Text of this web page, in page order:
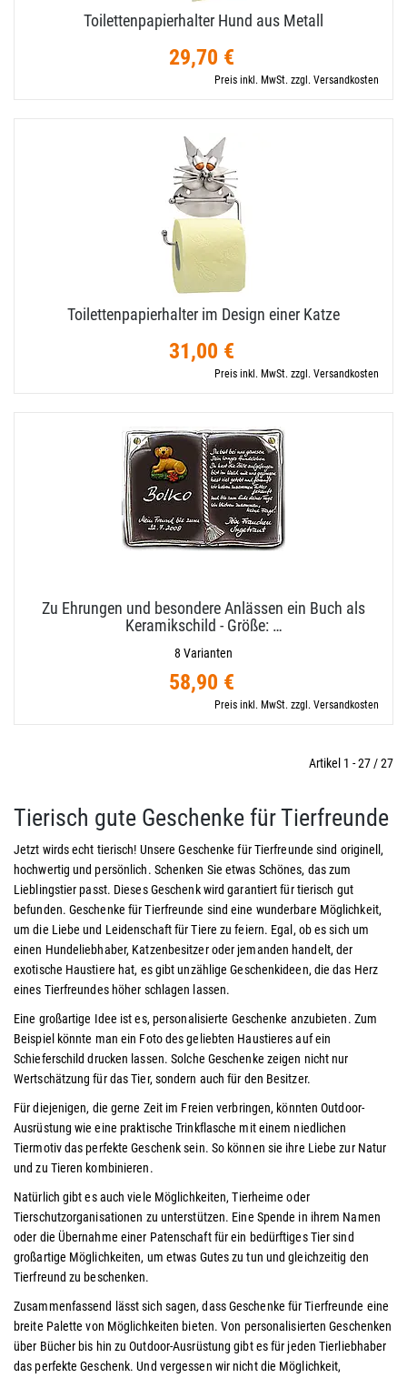
Toilettenpapierhalter Hund aus Metall
29,70 €
Preis inkl. MwSt. zzgl. Versandkosten
Toilettenpapierhalter im Design einer Katze
31,00 €
Preis inkl. MwSt. zzgl. Versandkosten
Zu Ehrungen und besondere Anlässen ein Buch als
Keramikschild - Größe: …
8 Varianten
58,90 €
Preis inkl. MwSt. zzgl. Versandkosten
Artikel 1 - 27 / 27
Tierisch gute Geschenke für Tierfreunde
Jetzt wirds echt tierisch! Unsere Geschenke für Tierfreunde sind originell,
hochwertig und persönlich. Schenken Sie etwas Schönes, das zum
Lieblingstier passt. Dieses Geschenk wird garantiert für tierisch gut
befunden. Geschenke für Tierfreunde sind eine wunderbare Möglichkeit,
um die Liebe und Leidenschaft für Tiere zu feiern. Egal, ob es sich um
einen Hundeliebhaber, Katzenbesitzer oder jemanden handelt, der
exotische Haustiere hat, es gibt unzählige Geschenkideen, die das Herz
eines Tierfreundes höher schlagen lassen.
Eine großartige Idee ist es, personalisierte Geschenke anzubieten. Zum
Beispiel könnte man ein Foto des geliebten Haustieres auf ein
Schieferschild drucken lassen. Solche Geschenke zeigen nicht nur
Wertschätzung für das Tier, sondern auch für den Besitzer.
Für diejenigen, die gerne Zeit im Freien verbringen, könnten Outdoor-
Ausrüstung wie eine praktische Trinkflasche mit einem niedlichen
Tiermotiv das perfekte Geschenk sein. So können sie ihre Liebe zur Natur
und zu Tieren kombinieren.
Natürlich gibt es auch viele Möglichkeiten, Tierheime oder
Tierschutzorganisationen zu unterstützen. Eine Spende in ihrem Namen
oder die Übernahme einer Patenschaft für ein bedürftiges Tier sind
großartige Möglichkeiten, um etwas Gutes zu tun und gleichzeitig den
Tierfreund zu beschenken.
Zusammenfassend lässt sich sagen, dass Geschenke für Tierfreunde eine
breite Palette von Möglichkeiten bieten. Von personalisierten Geschenken
über Bücher bis hin zu Outdoor-Ausrüstung gibt es für jeden Tierliebhaber
das perfekte Geschenk. Und vergessen wir nicht die Möglichkeit,